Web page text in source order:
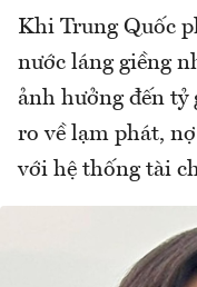
Khi Trung Quốc
nước láng giềng
ảnh hưởng đến tỷ
ro về lạm phát,
với hệ thống tài